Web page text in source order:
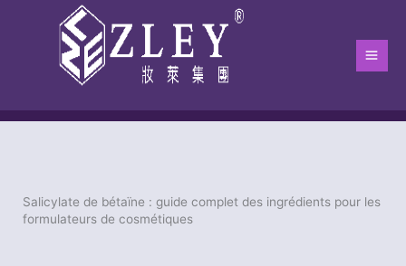
Maison-Blog -blog- Salicylate de bétaïne : guide complet des
Salicylate de bétaïne : guide complet des ingrédients pour les
formulateurs de cosmétiques